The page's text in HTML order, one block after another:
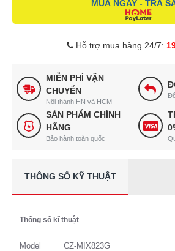
MUA NGAY - TRẢ
Hỗ trợ mua hàng 24/7:
MIỄN PHÍ VẬN
CHUYỂN
Nội thành HN và HCM
SẢN PHẨM CHÍNH
HÃNG
Bảo hành toàn quốc
THÔNG SỐ KỸ THUẬT
Thống số kĩ thuật
Model CZ-MIX823G